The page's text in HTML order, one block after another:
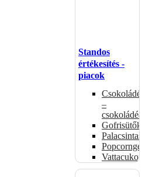
Standos
értékesítés -
piacok
–
Gofrisütők
Palacsintasütők
Popcorngépek
Vattacukorgép